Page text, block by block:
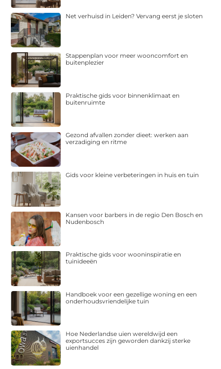
Net verhuisd in Leiden? Vervang eerst je sloten
Stappenplan voor meer wooncomfort en
buitenplezier
Praktische gids voor binnenklimaat en
buitenruimte
Gezond afvallen zonder dieet: werken aan
verzadiging en ritme
Gids voor kleine verbeteringen in huis en tuin
Kansen voor barbers in de regio Den Bosch en
Nudenbosch
Praktische gids voor wooninspiratie en
tuinideeën
Handboek voor een gezellige woning en een
onderhoudsvriendelijke tuin
Hoe Nederlandse uien wereldwijd een
exportsucces zijn geworden dankzij sterke
uienhandel